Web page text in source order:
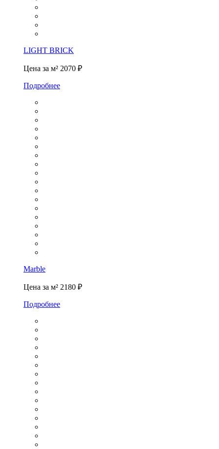
LIGHT BRICK
Цена за м² 2070 ₽
Подробнее
Marble
Цена за м² 2180 ₽
Подробнее